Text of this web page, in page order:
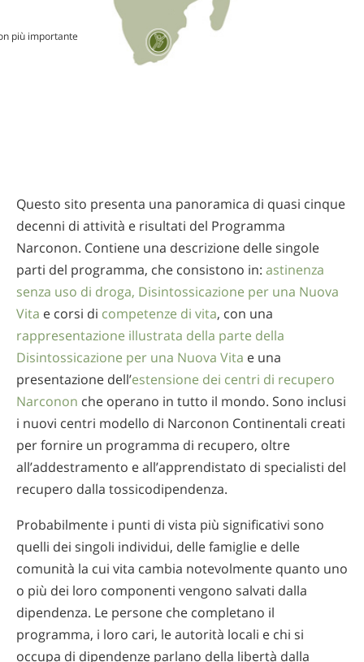
più importante
Questo sito presenta una panoramica di quasi cinque
decenni di attività e risultati del Programma
Narconon. Contiene una descrizione delle singole
parti del programma, che consistono in: astinenza
senza uso di droga, Disintossicazione per una Nuova
Vita e corsi di competenze di vita, con una
rappresentazione illustrata della parte della
Disintossicazione per una Nuova Vita e una
presentazione dell’estensione dei centri di recupero
Narconon che operano in tutto il mondo. Sono inclusi
i nuovi centri modello di Narconon Continentali creati
per fornire un programma di recupero, oltre
all’addestramento e all’apprendistato di specialisti del
recupero dalla tossicodipendenza.
Probabilmente i punti di vista più significativi sono
quelli dei singoli individui, delle famiglie e delle
comunità la cui vita cambia notevolmente quanto uno
o più dei loro componenti vengono salvati dalla
dipendenza. Le persone che completano il
programma, i loro cari, le autorità locali e chi si
occupa di dipendenze parlano della libertà dalla